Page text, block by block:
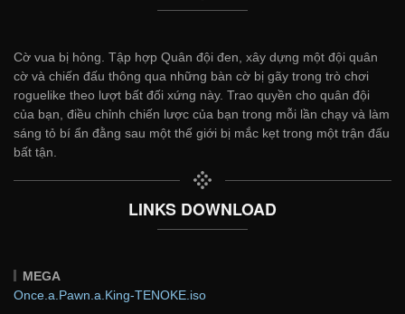
Cờ vua bị hỏng. Tập hợp Quân đội đen, xây dựng một đội quân
cờ và chiến đấu thông qua những bàn cờ bị gãy trong trò chơi
roguelike theo lượt bất đối xứng này. Trao quyền cho quân đội
của bạn, điều chỉnh chiến lược của bạn trong mỗi lần chạy và làm
sáng tỏ bí ẩn đằng sau một thế giới bị mắc kẹt trong một trận đấu
bất tận.
LINKS DOWNLOAD
MEGA
Once.a.Pawn.a.King-TENOKE.iso